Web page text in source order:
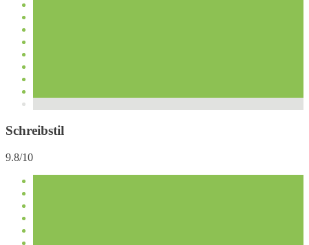
Schreibstil
9.8/10